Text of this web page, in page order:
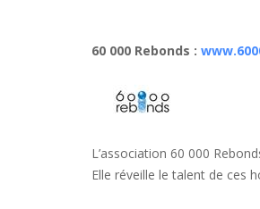
60 000 Rebonds :
L’association 60 000
Elle réveille le talent de ces